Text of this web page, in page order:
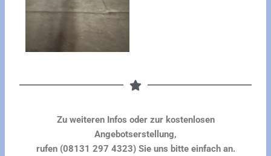
Zu weiteren Infos oder zur kostenlosen
Angebotserstellung,
rufen (08131 297 4323) Sie uns bitte einfach an.